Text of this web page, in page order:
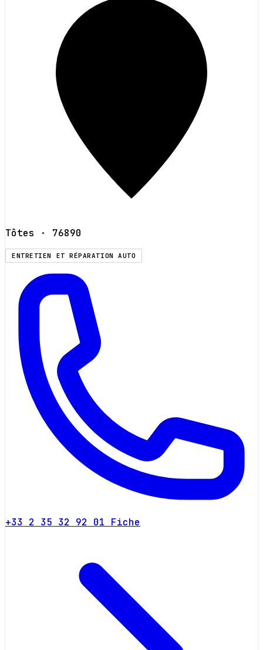
Tôtes · 76890
ENTRETIEN ET RÉPARATION AUTO
+33 2 35 32 92 01 Fiche